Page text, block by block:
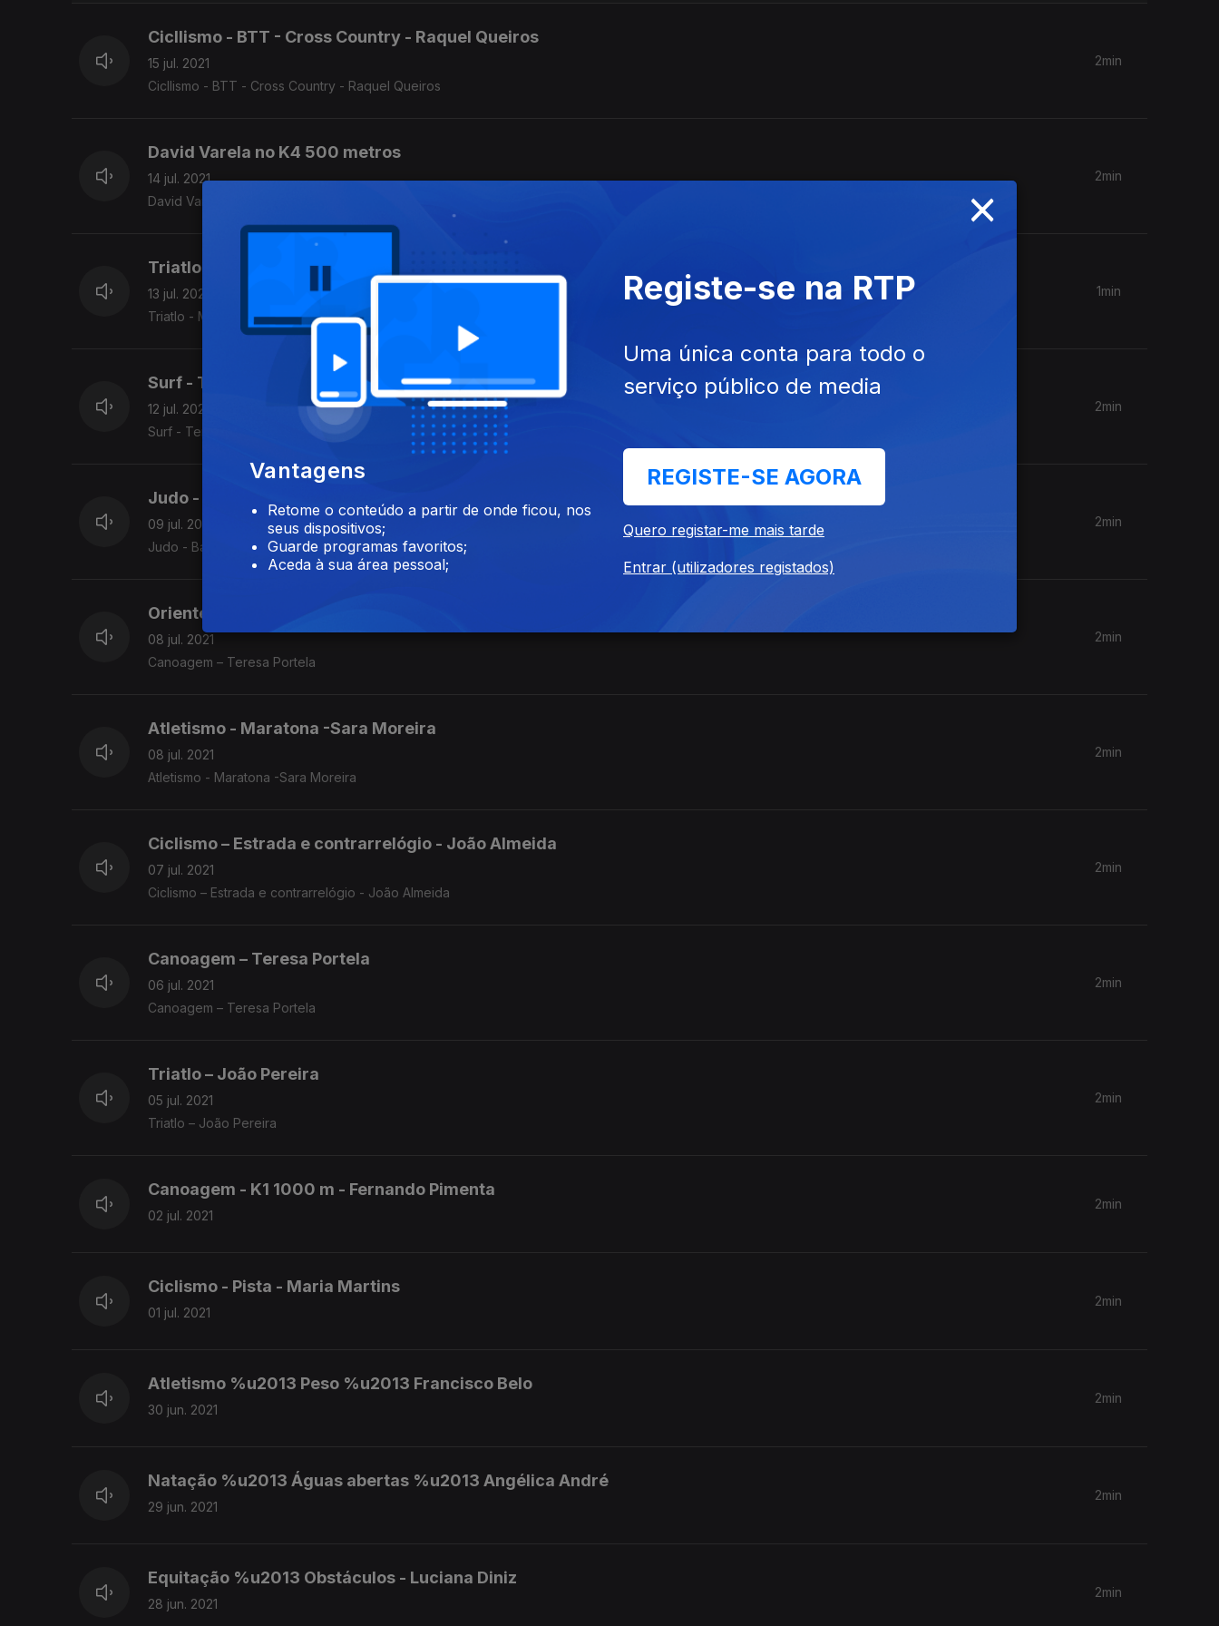
Cicllismo - BTT - Cross Country - Raquel Queiros
15 jul. 2021
Cicllismo - BTT - Cross Country - Raquel Queiros
2min
David Varela no K4 500 metros
14 jul. 2021
David Varela no K4 500 metros
2min
Triatlo - Melanie Santos
13 jul. 2021
Triatlo - Melanie Santos
1min
Surf - Teresa Bonvalot
12 jul. 2021
Surf - Teresa Bonvalot
2min
Judo - Barbara Timo Judoca do Benfica
09 jul. 2021
Judo - Barbara Timo Judoca do Benfica
2min
Oriente Olímpico 032
08 jul. 2021
Canoagem – Teresa Portela
2min
Atletismo - Maratona -Sara Moreira
08 jul. 2021
Atletismo - Maratona -Sara Moreira
2min
Ciclismo – Estrada e contrarrelógio - João Almeida
07 jul. 2021
Ciclismo – Estrada e contrarrelógio - João Almeida
2min
Canoagem – Teresa Portela
06 jul. 2021
Canoagem – Teresa Portela
2min
Triatlo – João Pereira
05 jul. 2021
Triatlo – João Pereira
2min
Canoagem - K1 1000 m - Fernando Pimenta
02 jul. 2021
2min
Ciclismo - Pista - Maria Martins
01 jul. 2021
2min
Atletismo %u2013 Peso %u2013 Francisco Belo
30 jun. 2021
2min
Natação %u2013 Águas abertas %u2013 Angélica André
29 jun. 2021
2min
Equitação %u2013 Obstáculos - Luciana Diniz
28 jun. 2021
2min
×
Vantagens
Retome o conteúdo a partir de onde ficou, nos
seus dispositivos;
Guarde programas favoritos;
Aceda à sua área pessoal;
Registe-se na RTP
Uma única conta para todo o
serviço público de media
REGISTE-SE AGORA
Quero registar-me mais tarde
Entrar (utilizadores registados)